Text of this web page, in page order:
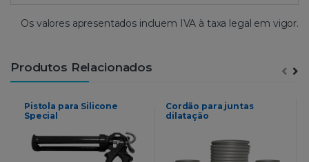
Os valores apresentados incluem IVA à taxa legal em vigor.
Produtos Relacionados
Pistola para Silicone
Special
Cordão para juntas
dilatação